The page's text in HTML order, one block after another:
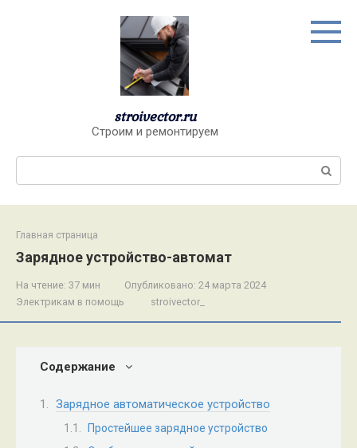
stroivector.ru
Строим и ремонтируем
Главная страница
Зарядное устройство-автомат
На чтение: 37 мин Опубликовано: 24 марта 2024
Электрикам в помощь
stroivector_
Содержание
Зарядное автоматическое устройство
Простейшее зарядное устройство